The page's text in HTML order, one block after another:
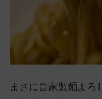
まさに自家製麺よろ